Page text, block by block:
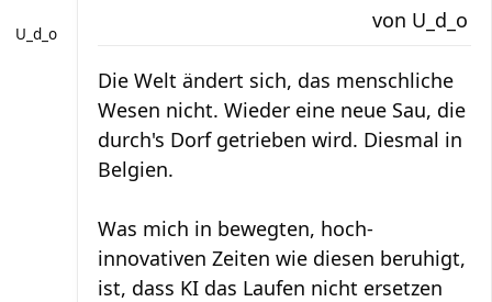
U_d_o
von U_d_o
Die Welt ändert sich, das menschliche
Wesen nicht. Wieder eine neue Sau, die
durch's Dorf getrieben wird. Diesmal in
Belgien.
Was mich in bewegten, hoch-
innovativen Zeiten wie diesen beruhigt,
ist, dass KI das Laufen nicht ersetzen